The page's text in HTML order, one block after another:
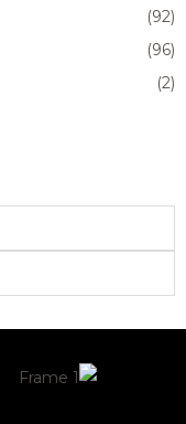
(92)
(96)
(2)